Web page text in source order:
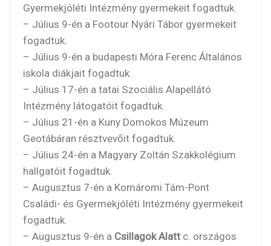
Gyermekjóléti Intézmény gyermekeit fogadtuk.
– Július 9-én a Footour Nyári Tábor gyermekeit
fogadtuk.
– Július 9-én a budapesti Móra Ferenc Általános
iskola diákjait fogadtuk.
– Július 17-én a tatai Szociális Alapellátó
Intézmény látogatóit fogadtuk.
– Július 21-én a Kuny Domokos Múzeum
Geotábáran résztvevőit fogadtuk.
– Július 24-én a Magyary Zoltán Szakkolégium
hallgatóit fogadtuk.
– Augusztus 7-én a Komáromi Tám-Pont
Családi- és Gyermekjóléti Intézmény gyermekeit
fogadtuk.
– Augusztus 9-én a Csillagok Alatt c. országos